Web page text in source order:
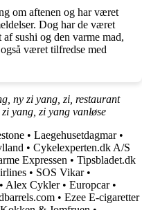
om aftenen og har været
Dog har de været
sushi og den varme mad,
været tilfredse med
ny zi yang, zi, restaurant
yang, zi yang vanløse
• Laegehusetdagmar•
• Cykelexperten.dk A/S
Expressen • Tipsbladet.dk
• SOS Vikar•
• Alex Cykler• Europcar•
• Ezee E-cigaretter